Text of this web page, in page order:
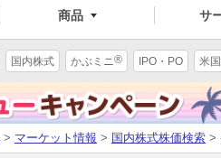
商品 サ
国内株式 かぶミニ® IPO・PO 米
> マーケット情報 > 国内株式株価検索 >